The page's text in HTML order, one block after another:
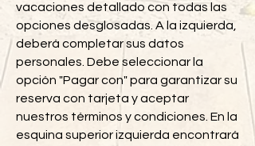
vacaciones detallado con todas las
opciones desglosadas. A la izquierda,
deberá completar sus datos
personales. Debe seleccionar la
opción "Pagar con" para garantizar su
reserva con tarjeta y aceptar
nuestros términos y condiciones. En la
esquina superior izquierda encontrará